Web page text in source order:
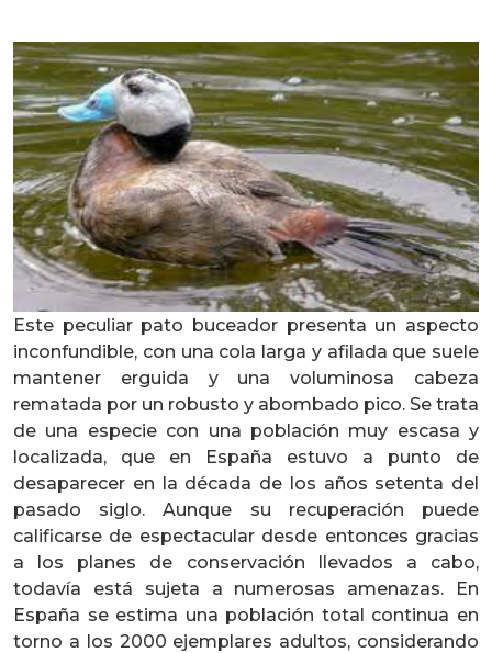
Este peculiar pato buceador presenta un aspecto
inconfundible, con una cola larga y afilada que suele
mantener erguida y una voluminosa cabeza
rematada por un robusto y abombado pico. Se trata
de una especie con una población muy escasa y
localizada, que en España estuvo a punto de
desaparecer en la década de los años setenta del
pasado siglo. Aunque su recuperación puede
calificarse de espectacular desde entonces gracias
a los planes de conservación llevados a cabo,
todavía está sujeta a numerosas amenazas. En
España se estima una población total continua en
torno a los 2000 ejemplares adultos, considerando